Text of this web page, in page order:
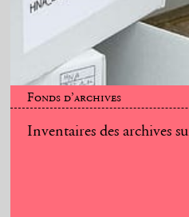
Fonds d’archives
Inventaires des archives